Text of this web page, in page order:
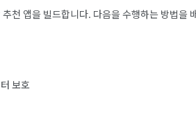
앱을 빌드합니다. 다음을 수행하는 방법을
보호